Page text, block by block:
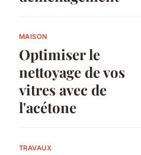
MAISON
Optimiser le
nettoyage de vos
vitres avec de
l'acétone
TRAVAUX